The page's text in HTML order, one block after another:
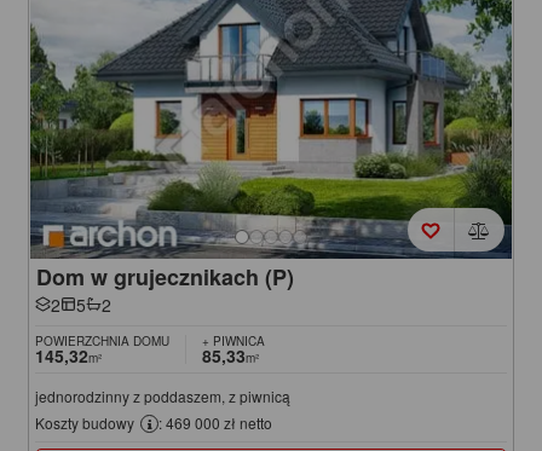
Dom w grujecznikach (P)
2 5 2
POWIERZCHNIA DOMU
145,32m²
+ PIWNICA
85,33m²
jednorodzinny z poddaszem, z piwnicą
Koszty budowy
: 469 000 zł netto